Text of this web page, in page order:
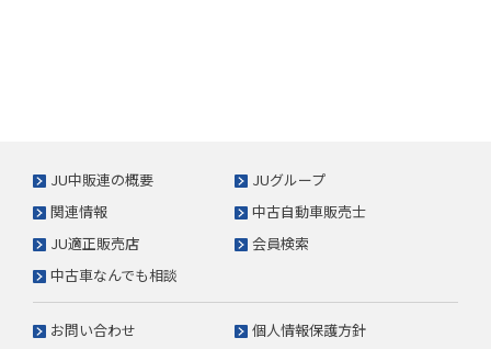
JU中販連の概要
JUグループ
関連情報
中古自動車販売士
JU適正販売店
会員検索
中古車なんでも相談
お問い合わせ 個人情報保護方針